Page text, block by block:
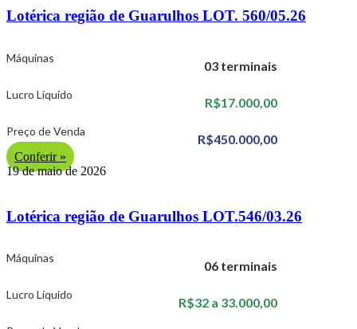
Lotérica região de Guarulhos LOT. 560/05.26
Máquinas
03 terminais
Lucro Líquido
R$17.000,00
Preço de Venda
R$450.000,00
Conferir »
19 de maio de 2026
Lotérica região de Guarulhos LOT.546/03.26
Máquinas
06 terminais
Lucro Líquido
R$32 a 33.000,00